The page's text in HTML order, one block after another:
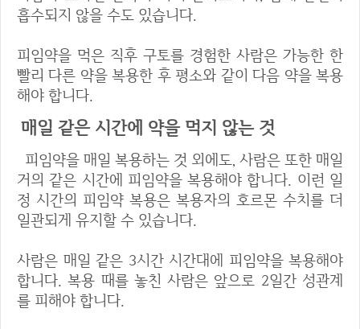
흡수되지 않을 수도 있습니다.
피임약을 먹은 직후 구토를 경험한 사람은 가능한 한
빨리 다른 약을 복용한 후 평소와 같이 다음 약을 복용
해야 합니다.
매일 같은 시간에 약을 먹지 않는 것
피임약을 매일 복용하는 것 외에도, 사람은 또한 매일
거의 같은 시간에 피임약을 복용해야 합니다. 이런 일
정 시간의 피임약 복용은 복용자의 호르몬 수치를 더
일관되게 유지할 수 있습니다.
사람은 매일 같은 3시간 시간대에 피임약을 복용해야
합니다. 복용 때를 놓친 사람은 앞으로 2일간 성관계
를 피해야 합니다.